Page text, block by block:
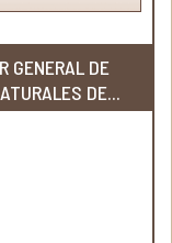
GENERAL DE
DE...